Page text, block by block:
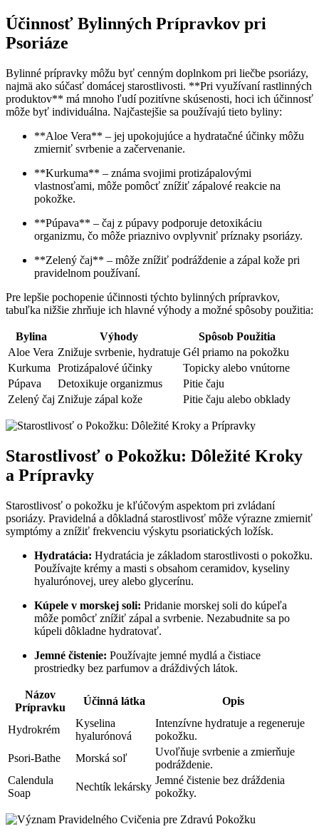
Účinnosť Bylinných Prípravkov pri
Psoriáze
Bylinné prípravky môžu byť cenným doplnkom pri liečbe ⁤psoriázy,
najmä ako súčasť‍ domácej starostlivosti. **Pri využívaní rastlinných
produktov** má mnoho ľudí pozitívne skúsenosti, hoci ich účinnosť
môže​ byť individuálna. ‍Najčastejšie sa používajú tieto ​byliny:
**Aloe Vera** – jej upokojujúce a hydratačné účinky môžu
zmierniť svrbenie a začervenanie.
**Kurkuma** – známa svojimi protizápalovými
vlastnosťami, môže pomôcť znížiť zápalové reakcie na
pokožke.
**Púpava** – čaj z púpavy podporuje detoxikáciu
organizmu, čo môže priaznivo ovplyvniť príznaky psoriázy.
**Zelený čaj** – môže ⁣znížiť podráždenie a zápal kože pri
pravidelnom používaní.
Pre lepšie pochopenie účinnosti týchto​ bylinných prípravkov,
tabuľka nižšie zhrňuje ich hlavné výhody a možné spôsoby použitia:
Bylina Výhody
Spôsob Použitia
Aloe Vera Znižuje ⁣svrbenie, hydratuje Gél priamo na ‍pokožku
Kurkuma
Protizápalové účinky
Topicky alebo vnútorne
Púpava
Detoxikuje organizmus
Pitie čaju
Zelený čaj Znižuje zápal kože Pitie čaju alebo obklady
Starostlivosť o ‌Pokožku: Dôležité​ Kroky
a Prípravky
Starostlivosť o⁣ pokožku je kľúčovým aspektom pri zvládaní‌
psoriázy. Pravidelná a dôkladná starostlivosť môže výrazne zmierniť
symptómy a znížiť frekvenciu výskytu psoriatických ložísk.
Hydratácia: Hydratácia ⁢je ‍základom​ starostlivosti o pokožku.
⁣Používajte krémy a ​masti s obsahom ceramidov, kyseliny
hyalurónovej, urey ‍alebo glycerínu.
Kúpele v morskej soli: Pridanie morskej soli do⁣ kúpeľa​
môže⁢ pomôcť‍ znížiť zápal a svrbenie. Nezabudnite sa⁤ po
kúpeli dôkladne hydratovať.
Jemné‌ čistenie: Používajte jemné⁣ mydlá a čistiace
prostriedky bez parfumov a dráždivých látok.
Názov
Prípravku
Účinná látka Opis
Hydrokrém
Kyselina
hyalurónová
Intenzívne hydratuje a regeneruje
pokožku.
Psori-Bathe
Morská soľ
Uvoľňuje svrbenie‌ a zmierňuje
podráždenie.
Calendula
Soap
Nechtík lekársky
Jemné čistenie bez dráždenia
pokožky.